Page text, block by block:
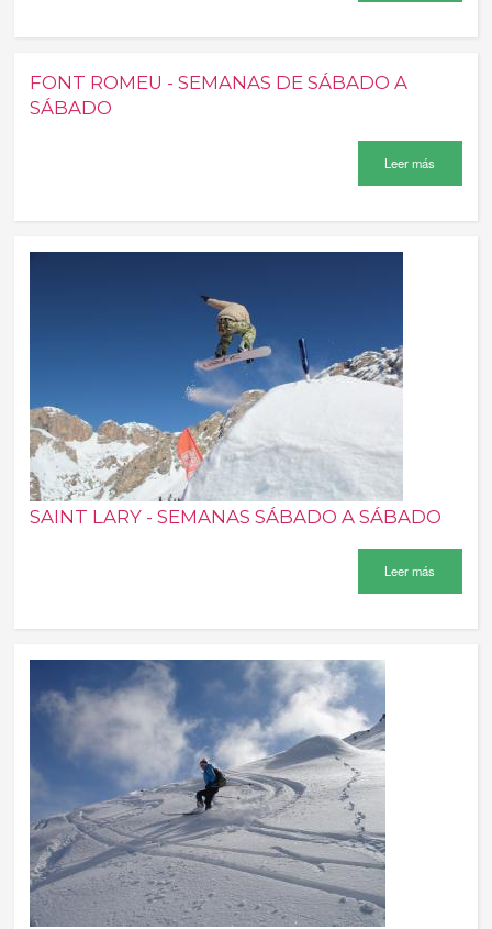
FONT ROMEU - SEMANAS DE SÁBADO A
SÁBADO
Leer más
SAINT LARY - SEMANAS SÁBADO A SÁBADO
Leer más